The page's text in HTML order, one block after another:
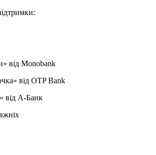
від Monobank
від OTP Bank
від А-Банк